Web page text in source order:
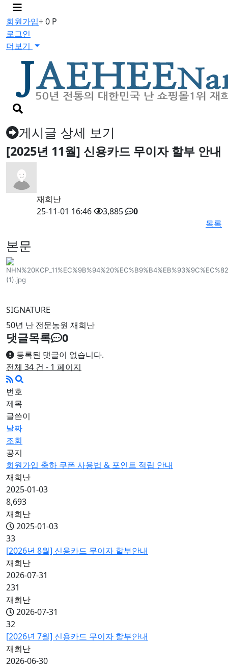
메
뉴
버
튼
회원가입+ 0 P
로그인
더보기
검
색
버
튼게시글 상세 보기
[2025년 11월] 신용카드 무이자 할부 안내
재희난
25-11-01 16:46
3,885
0
목록
본문
SIGNATURE
50년 난 전문농원 재희난
댓글목록 0
등록된 댓글이 없습니다.
전체 34 건 - 1 페이지
번호
제목
글쓴이
날짜
조회
공지
회원가입 축하 쿠폰 사용법 & 포인트 적립 안내
재희난
2025-01-03
8,693
재희난
2025-01-03
33
[2026년 8월] 신용카드 무이자 할부안내
재희난
2026-07-31
231
재희난
2026-07-31
32
[2026년 7월] 신용카드 무이자 할부안내
재희난
2026-06-30